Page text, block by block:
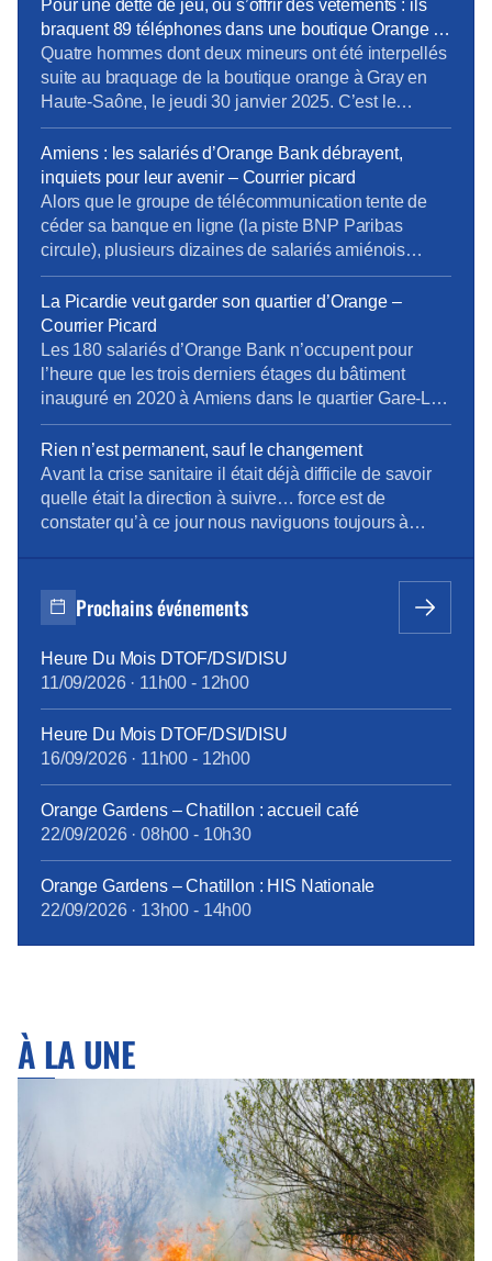
“pauvre” en opportunités d’évolution vers les métiers
de l’IA, de la data, du cloud et […]
Pour une dette de jeu, ou s’offrir des vêtements : ils
braquent 89 téléphones dans une boutique Orange –
France 3 région
Quatre hommes dont deux mineurs ont été interpellés
suite au braquage de la boutique orange à Gray en
Haute-Saône, le jeudi 30 janvier 2025. C’est le
second braquage subi par ce magasin. Deux des
malfrats viennent d’être condamnés. Des hommes
cagoulés. La scène dure quelques minutes à peine.
Jeudi 30 janvier vers 10h, quatre individus […]
Amiens : les salariés d’Orange Bank débrayent,
inquiets pour leur avenir – Courrier picard
Alors que le groupe de télécommunication tente de
céder sa banque en ligne (la piste BNP Paribas
circule), plusieurs dizaines de salariés amiénois
d’Orange Bank ont cessé le travail, mardi 27 juin
2023, en fin de matinée. […]Mardi 27 juin, plusieurs
dizaines de salariés, inquiets du devenir de
l’entreprise et du manque d’informations concernant
leur […]
La Picardie veut garder son quartier d’Orange –
Courrier Picard
Les 180 salariés d’Orange Bank n’occupent pour
l’heure que les trois derniers étages du bâtiment
inauguré en 2020 à Amiens dans le quartier Gare-La-
Vallée. Sébastien Crozier, président national du
syndicat CFE-CGC d’Orange, était ce jeudi de
passage à Amiens pour rencontrer les salariés et
évoquer quelques dossiers locaux. Alors que les
services et les effectifs […]
Rien n’est permanent, sauf le changement
Avant la crise sanitaire il était déjà difficile de savoir
quelle était la direction à suivre… force est de
constater qu’à ce jour nous naviguons toujours à
changer le pansement ! Envie d’en savoir davantage
? […]Prochains événements
Heure Du Mois DTOF/DSI/DISU
11/09/2026· 11h00 - 12h00
Heure Du Mois DTOF/DSI/DISU
16/09/2026· 11h00 - 12h00
Orange Gardens – Chatillon : accueil café
22/09/2026· 08h00 - 10h30
Orange Gardens – Chatillon : HIS Nationale
22/09/2026· 13h00 - 14h00
À LA UNE